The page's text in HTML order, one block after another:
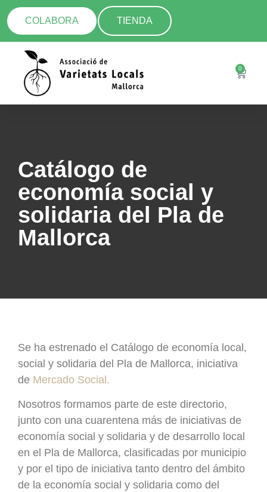
COLABORA TIENDA
0
Catálogo de
economía social y
solidaria del Pla de
Mallorca
Se ha estrenado el Catálogo de economía local,
social y solidaria del Pla de Mallorca, iniciativa
de Mercado Social.
Nosotros formamos parte de este directorio,
junto con una cuarentena más de iniciativas de
economía social y solidaria y de desarrollo local
en el Pla de Mallorca, clasificadas por municipio
y por el tipo de iniciativa tanto dentro del ámbito
de la economía social y solidaria como del